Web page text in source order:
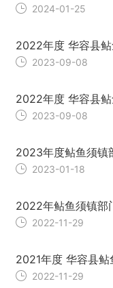
2024-01-25
2022年度 华容县
2023-09-08
2022年度 华容县
2023-09-08
2023年度鲇鱼须镇
2023-01-18
2022年鲇鱼须镇部
2022-11-29
2021年度 华容县
2022-11-29